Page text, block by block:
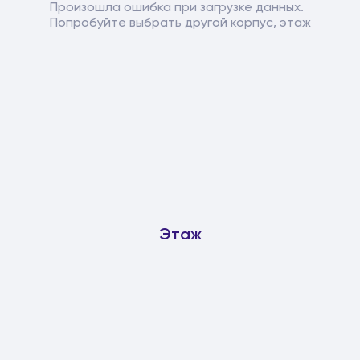
Произошла ошибка при загрузке данных.
Попробуйте выбрать другой корпус, этаж
Этаж